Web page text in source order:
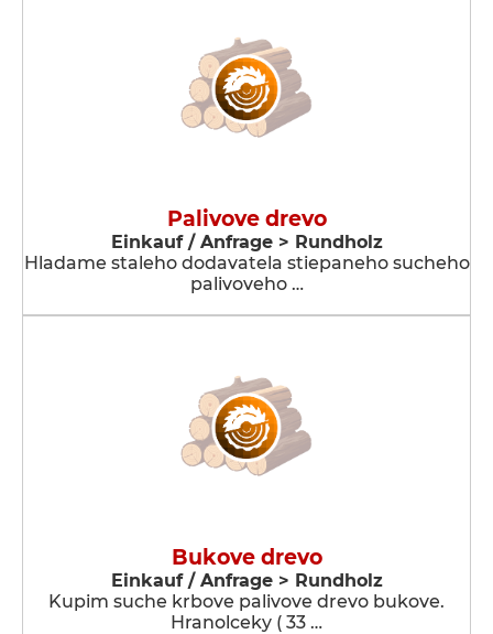
Palivove drevo
Einkauf / Anfrage > Rundholz
Hladame staleho dodavatela stiepaneho sucheho
palivoveho …
Bukove drevo
Einkauf / Anfrage > Rundholz
Kupim suche krbove palivove drevo bukove.
Hranolceky ( 33 …